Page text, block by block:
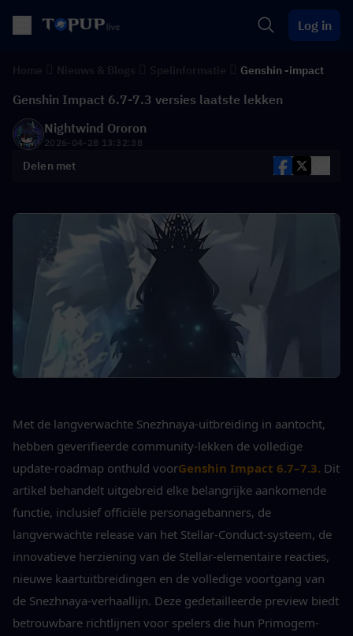
Log in
Genshin -impact
Genshin Impact 6.7-7.3 versies laatste lekken
Nightwind Ororon
2026-04-28 13:32:38
Delen met
Met de langverwachte Snezhnaya-uitbreiding in aantocht,
hebben geverifieerde community-lekken de volledige
update-roadmap onthuld voorGenshin Impact 6.7–7.3. Dit
artikel behandelt uitgebreid elke belangrijke aankomende
functie, inclusief officiële personagebanners, de
langverwachte release van het Stellar-Conduct-systeem, de
innovatieve herziening van de Stellar-elementaire reacties,
nieuwe kaartuitbreidingen en de volledige voortgang van
de Snezhnaya-verhaallijn. Deze gedetailleerde preview biedt
betrouwbare richtlijnen voor spelers die hun Primogem-